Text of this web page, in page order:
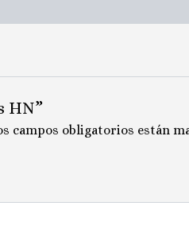
HN”
campos obligatorios están